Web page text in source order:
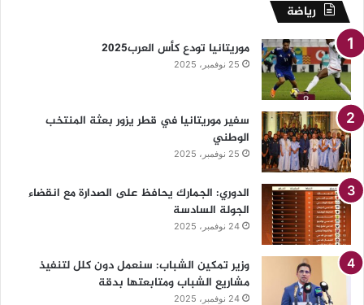
رياضة
موريتانيا تودع كأس العرب2025
25 نوفمبر، 2025
سفير موريتانيا في قطر يزور بعثة المنتخب
الوطني
25 نوفمبر، 2025
الدوري: الجمارك يحافظ على الصدارة مع انقضاء
الجولة السادسة
24 نوفمبر، 2025
وزير تمكين الشباب: سنعمل دون كلل لتنفيذ
مشاريع الشباب ومتابعتها بدقة
24 نوفمبر، 2025